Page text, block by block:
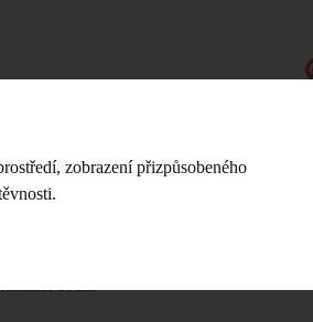
zobrazení přizpůsobeného